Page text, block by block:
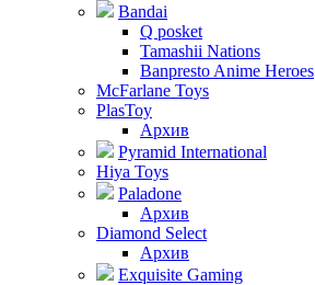
Bandai
Q posket
Tamashii Nations
Banpresto Anime Heroes
McFarlane Toys
PlasToy
Архив
Pyramid International
Hiya Toys
Paladone
Архив
Diamond Select
Архив
Exquisite Gaming